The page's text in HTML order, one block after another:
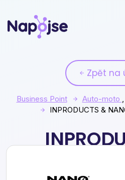
Zpět na
Business Point Auto-moto ,
INPRODUCTS &